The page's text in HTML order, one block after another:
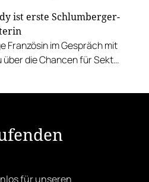
ist erste Schlumberger-
Französin im Gespräch mit
über die Chancen für Sekt
für unseren